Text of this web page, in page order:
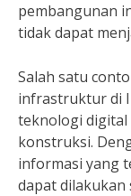
pembangunan
tidak dapat
Salah satu
infrastruktur di
teknologi digital
konstruksi.
informasi yang
dapat dilakukan